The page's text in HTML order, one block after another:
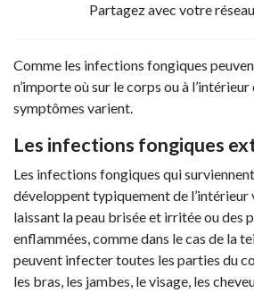
Partagez avec votre
Comme les infections fongiques
n’importe où sur le corps ou à
symptômes varient.
Les infections fongiques
Les infections fongiques qui
développent typiquement de l’intérieur
laissant la peau brisée et irritée ou des
enflammées, comme dans le cas de la
peuvent infecter toutes les parties du
les bras, les jambes, le visage, les